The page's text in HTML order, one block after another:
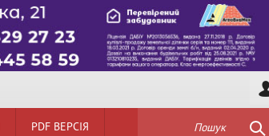
PDF ВЕРСІЯ Пошук